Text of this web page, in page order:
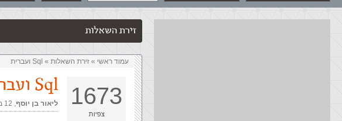
זירת השאלות
עמוד ראשי » ‏זירת השאלות‏ » Sql ועברית
1673
צפיות
Sql ועברית
ליאור בן יוסף,‏ 12 ביוני, 2012